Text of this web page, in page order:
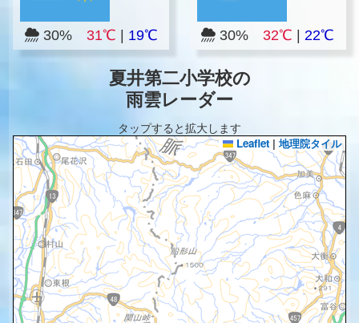
30% 31℃ 19℃ 30%32℃ |22℃
夏井第二小学校の
雨雲レーダー
タップすると拡大します
Leaflet | 地理院タイル